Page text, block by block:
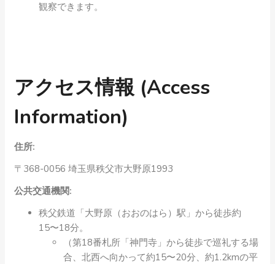
観察できます。
アクセス情報 (Access
Information)
住所:
〒368-0056 埼玉県秩父市大野原1993
公共交通機関:
秩父鉄道「大野原（おおのはら）駅」から徒歩約
15〜18分。
（第18番札所「神門寺」から徒歩で巡礼する場
合、北西へ向かって約15〜20分、約1.2kmの平